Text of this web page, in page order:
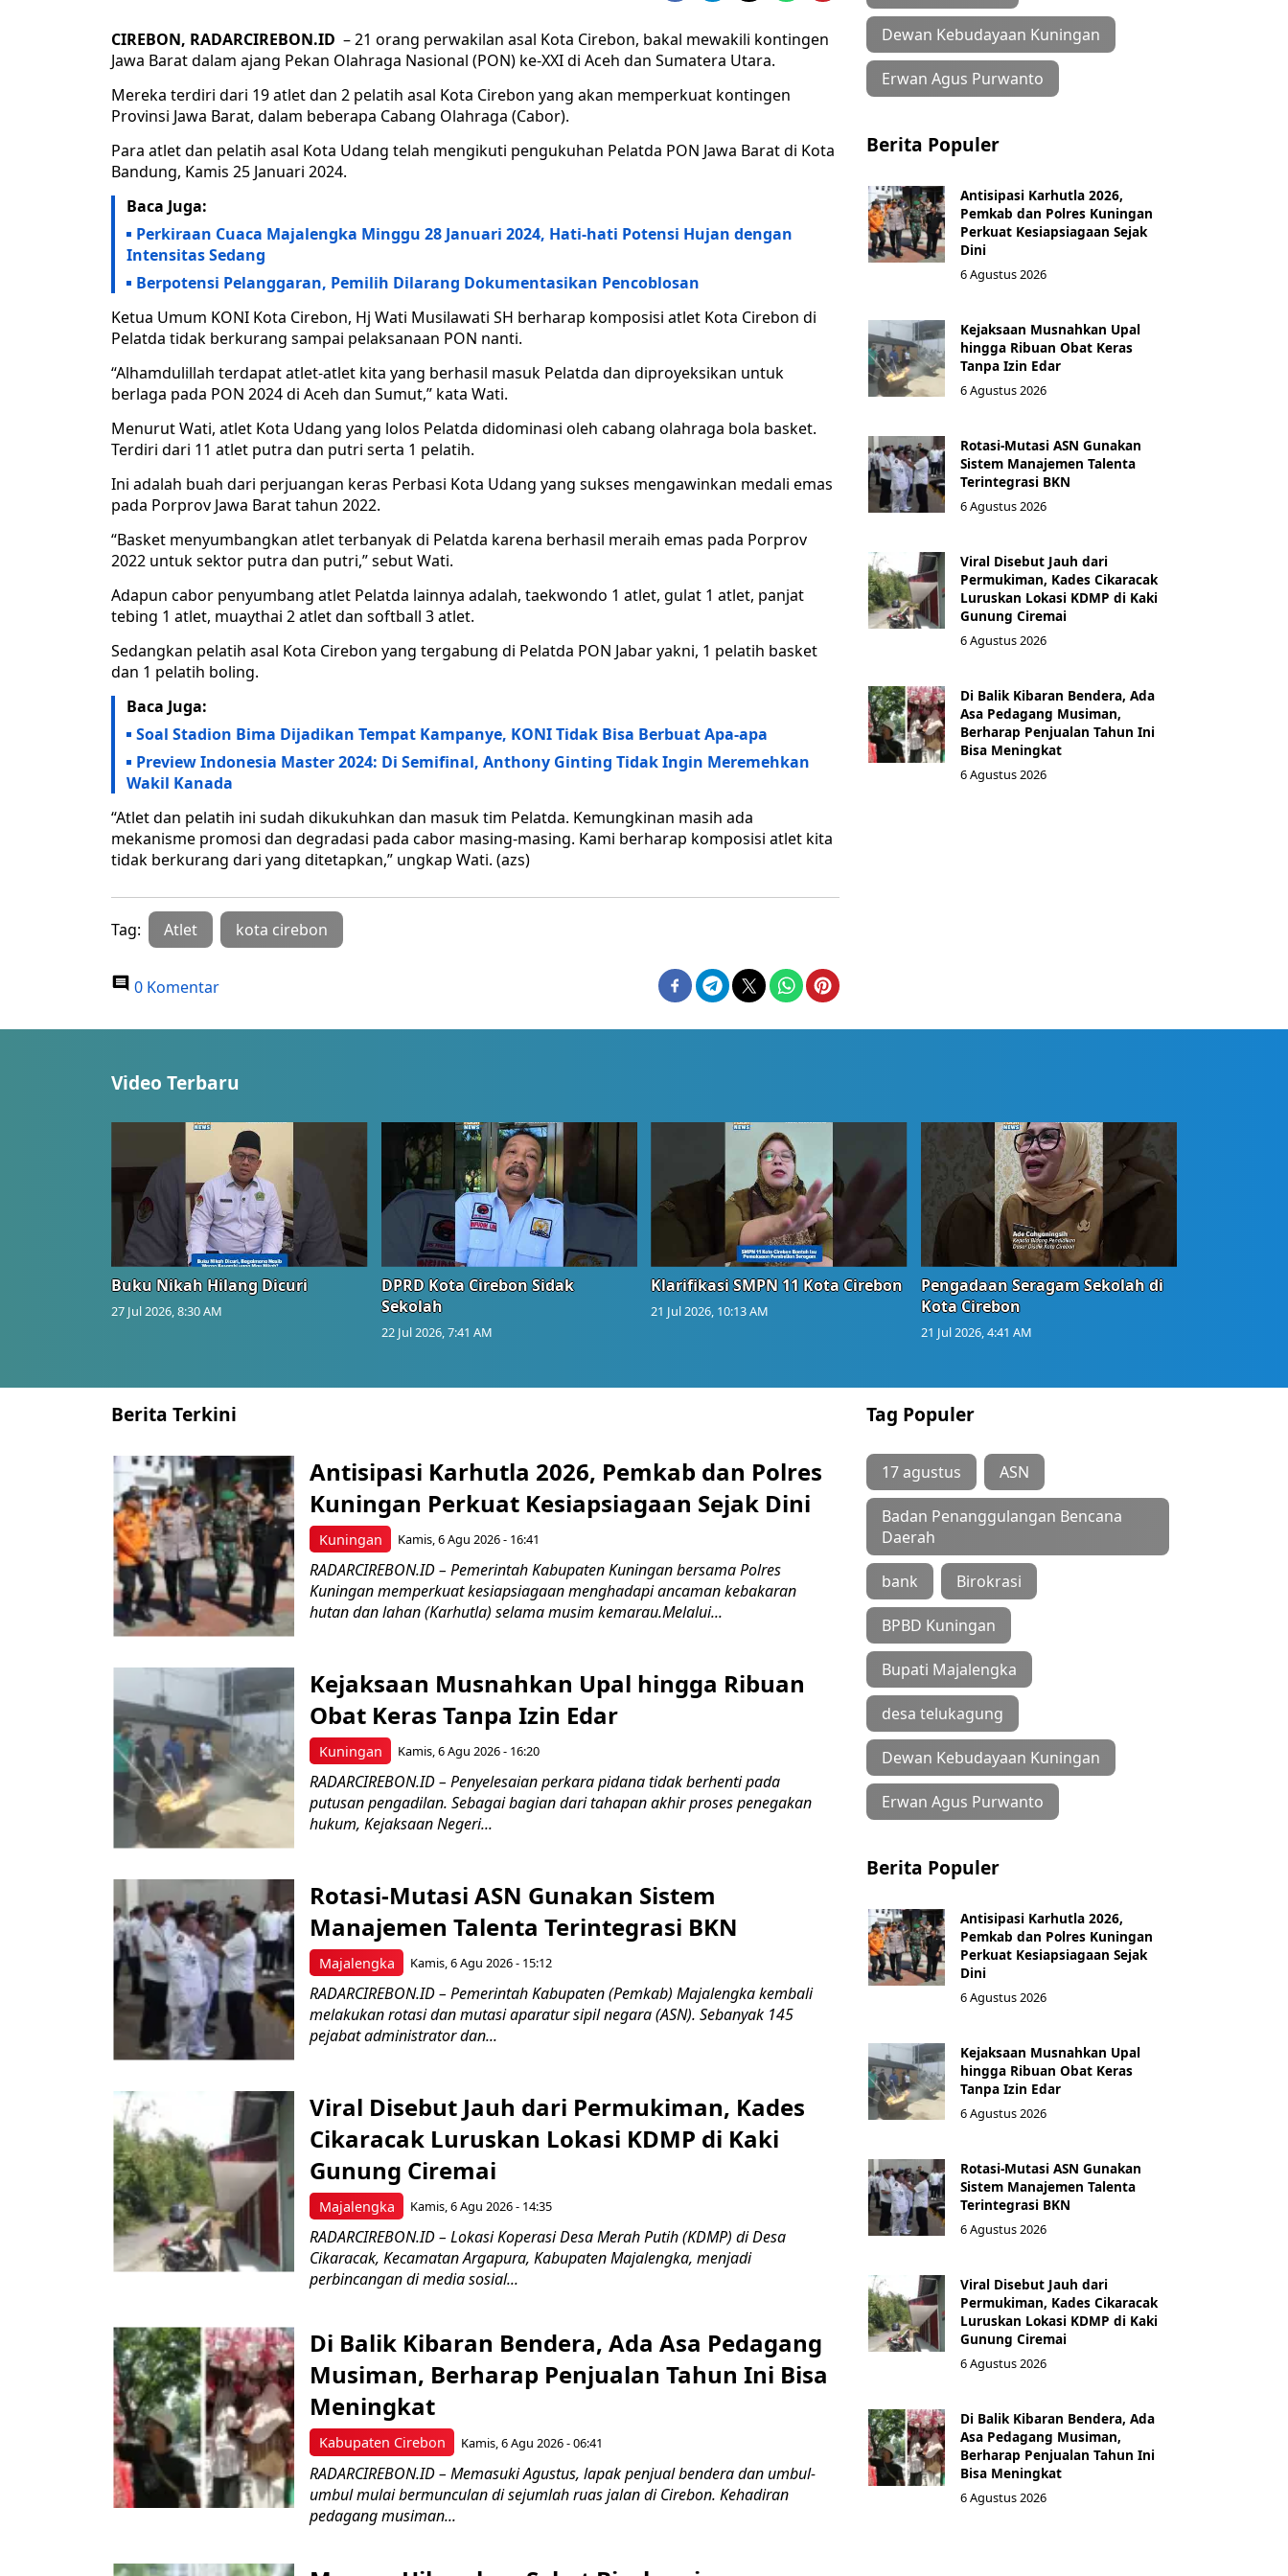
CIREBON, RADARCIREBON.ID – 21 orang perwakilan asal Kota Cirebon, bakal mewakili kontingen
Jawa Barat dalam ajang Pekan Olahraga Nasional (PON) ke-XXI di Aceh dan Sumatera Utara.
Mereka terdiri dari 19 atlet dan 2 pelatih asal Kota Cirebon yang akan memperkuat kontingen
Provinsi Jawa Barat, dalam beberapa Cabang Olahraga (Cabor).
Para atlet dan pelatih asal Kota Udang telah mengikuti pengukuhan Pelatda PON Jawa Barat di Kota
Bandung, Kamis 25 Januari 2024.
Baca Juga:
Perkiraan Cuaca Majalengka Minggu 28 Januari 2024, Hati-hati Potensi Hujan dengan
Intensitas Sedang
Berpotensi Pelanggaran, Pemilih Dilarang Dokumentasikan Pencoblosan
Ketua Umum KONI Kota Cirebon, Hj Wati Musilawati SH berharap komposisi atlet Kota Cirebon di
Pelatda tidak berkurang sampai pelaksanaan PON nanti.
“Alhamdulillah terdapat atlet-atlet kita yang berhasil masuk Pelatda dan diproyeksikan untuk
berlaga pada PON 2024 di Aceh dan Sumut,” kata Wati.
Menurut Wati, atlet Kota Udang yang lolos Pelatda didominasi oleh cabang olahraga bola basket.
Terdiri dari 11 atlet putra dan putri serta 1 pelatih.
Ini adalah buah dari perjuangan keras Perbasi Kota Udang yang sukses mengawinkan medali emas
pada Porprov Jawa Barat tahun 2022.
“Basket menyumbangkan atlet terbanyak di Pelatda karena berhasil meraih emas pada Porprov
2022 untuk sektor putra dan putri,” sebut Wati.
Adapun cabor penyumbang atlet Pelatda lainnya adalah, taekwondo 1 atlet, gulat 1 atlet, panjat
tebing 1 atlet, muaythai 2 atlet dan softball 3 atlet.
Sedangkan pelatih asal Kota Cirebon yang tergabung di Pelatda PON Jabar yakni, 1 pelatih basket
dan 1 pelatih boling.
Baca Juga:
Soal Stadion Bima Dijadikan Tempat Kampanye, KONI Tidak Bisa Berbuat Apa-apa
Preview Indonesia Master 2024: Di Semifinal, Anthony Ginting Tidak Ingin Meremehkan
Wakil Kanada
“Atlet dan pelatih ini sudah dikukuhkan dan masuk tim Pelatda. Kemungkinan masih ada
mekanisme promosi dan degradasi pada cabor masing-masing. Kami berharap komposisi atlet kita
tidak berkurang dari yang ditetapkan,” ungkap Wati. (azs)
Tag: Atlet kota cirebon
0 Komentar
Dewan Kebudayaan Kuningan
Erwan Agus Purwanto
Berita Populer
Antisipasi Karhutla 2026,
Pemkab dan Polres Kuningan
Perkuat Kesiapsiagaan Sejak
Dini
6 Agustus 2026
Kejaksaan Musnahkan Upal
hingga Ribuan Obat Keras
Tanpa Izin Edar
6 Agustus 2026
Rotasi-Mutasi ASN Gunakan
Sistem Manajemen Talenta
Terintegrasi BKN
6 Agustus 2026
Viral Disebut Jauh dari
Permukiman, Kades Cikaracak
Luruskan Lokasi KDMP di Kaki
Gunung Ciremai
6 Agustus 2026
Di Balik Kibaran Bendera, Ada
Asa Pedagang Musiman,
Berharap Penjualan Tahun Ini
Bisa Meningkat
6 Agustus 2026
Video Terbaru
Buku Nikah Hilang Dicuri
27 Jul 2026, 8:30 AM
DPRD Kota Cirebon Sidak
Sekolah
22 Jul 2026, 7:41 AM
Klarifikasi SMPN 11 Kota Cirebon
21 Jul 2026, 10:13 AM
Pengadaan Seragam Sekolah di
Kota Cirebon
21 Jul 2026, 4:41 AM
Berita Terkini
Kuningan
Antisipasi Karhutla 2026, Pemkab dan Polres
Kuningan Perkuat Kesiapsiagaan Sejak Dini
Kamis, 6 Agu 2026 - 16:41
RADARCIREBON.ID – Pemerintah Kabupaten Kuningan bersama Polres
Kuningan memperkuat kesiapsiagaan menghadapi ancaman kebakaran
hutan dan lahan (Karhutla) selama musim kemarau.Melalui...
Kuningan
Kejaksaan Musnahkan Upal hingga Ribuan
Obat Keras Tanpa Izin Edar
Kamis, 6 Agu 2026 - 16:20
RADARCIREBON.ID – Penyelesaian perkara pidana tidak berhenti pada
putusan pengadilan. Sebagai bagian dari tahapan akhir proses penegakan
hukum, Kejaksaan Negeri...
Majalengka
Rotasi-Mutasi ASN Gunakan Sistem
Manajemen Talenta Terintegrasi BKN
Kamis, 6 Agu 2026 - 15:12
RADARCIREBON.ID – Pemerintah Kabupaten (Pemkab) Majalengka kembali
melakukan rotasi dan mutasi aparatur sipil negara (ASN). Sebanyak 145
pejabat administrator dan...
Majalengka
Viral Disebut Jauh dari Permukiman, Kades
Cikaracak Luruskan Lokasi KDMP di Kaki
Gunung Ciremai
Kamis, 6 Agu 2026 - 14:35
RADARCIREBON.ID – Lokasi Koperasi Desa Merah Putih (KDMP) di Desa
Cikaracak, Kecamatan Argapura, Kabupaten Majalengka, menjadi
perbincangan di media sosial...
Kabupaten Cirebon
Di Balik Kibaran Bendera, Ada Asa Pedagang
Musiman, Berharap Penjualan Tahun Ini Bisa
Meningkat
Kamis, 6 Agu 2026 - 06:41
RADARCIREBON.ID – Memasuki Agustus, lapak penjual bendera dan umbul-
umbul mulai bermunculan di sejumlah ruas jalan di Cirebon. Kehadiran
pedagang musiman...
Tag Populer
17 agustus ASN
Badan Penanggulangan Bencana
Daerah
bank Birokrasi
BPBD Kuningan
Bupati Majalengka
desa telukagung
Dewan Kebudayaan Kuningan
Erwan Agus Purwanto
Berita Populer
Antisipasi Karhutla 2026,
Pemkab dan Polres Kuningan
Perkuat Kesiapsiagaan Sejak
Dini
6 Agustus 2026
Kejaksaan Musnahkan Upal
hingga Ribuan Obat Keras
Tanpa Izin Edar
6 Agustus 2026
Rotasi-Mutasi ASN Gunakan
Sistem Manajemen Talenta
Terintegrasi BKN
6 Agustus 2026
Viral Disebut Jauh dari
Permukiman, Kades Cikaracak
Luruskan Lokasi KDMP di Kaki
Gunung Ciremai
6 Agustus 2026
Di Balik Kibaran Bendera, Ada
Asa Pedagang Musiman,
Berharap Penjualan Tahun Ini
Bisa Meningkat
6 Agustus 2026